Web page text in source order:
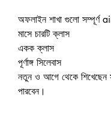
অফলাইন শাখা গুলো সম্পূর্ণ
মাসে চারটি ক্লাস
একক ক্লাস
পূর্ণাঙ্গ সিলেবাস
নতুন ও আগে থেকে শিখেছেন
পারবেন।